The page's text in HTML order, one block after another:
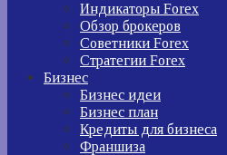
Индикаторы Forex
Обзор брокеров
Советники Forex
Стратегии Forex
Бизнес
Бизнес идеи
Бизнес план
Кредиты для бизнеса
Франшиза